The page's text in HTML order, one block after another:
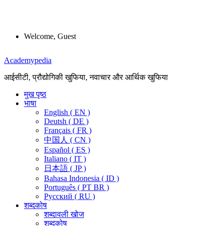
Welcome, Guest
Menu
Academypedia
आईसीटी, प्रौद्योगिकी खुफिया, नवाचार और आर्थिक खुफिया
मुख पृष्ठ
भाषा
English ( EN )
Deutsh ( DE )
Français ( FR )
中国人 ( CN )
Español ( ES )
Italiano ( IT )
日本語 ( JP )
Bahasa Indonesia ( ID )
Português ( PT BR )
Pусский ( RU )
शब्दकोष
शब्दावली खोज
शब्दकोष